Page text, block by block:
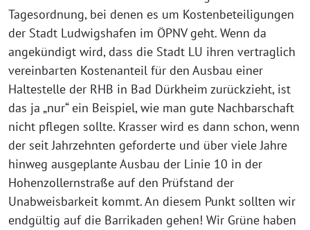
Tagesordnung, bei denen es um Kostenbeteiligungen
der Stadt Ludwigshafen im ÖPNV geht. Wenn da
angekündigt wird, dass die Stadt LU ihren vertraglich
vereinbarten Kostenanteil für den Ausbau einer
Haltestelle der RHB in Bad Dürkheim zurückzieht, ist
das ja „nur“ ein Beispiel, wie man gute Nachbarschaft
nicht pflegen sollte. Krasser wird es dann schon, wenn
der seit Jahrzehnten geforderte und über viele Jahre
hinweg ausgeplante Ausbau der Linie 10 in der
Hohenzollernstraße auf den Prüfstand der
Unabweisbarkeit kommt. An diesem Punkt sollten wir
endgültig auf die Barrikaden gehen! Wir Grüne haben